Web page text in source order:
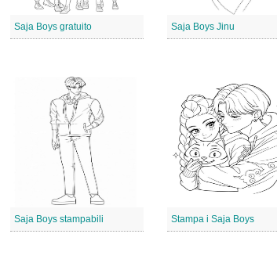
Saja Boys gratuito Saja Boys Jinu
Saja Boys stampabili Stampa i Saja Boys